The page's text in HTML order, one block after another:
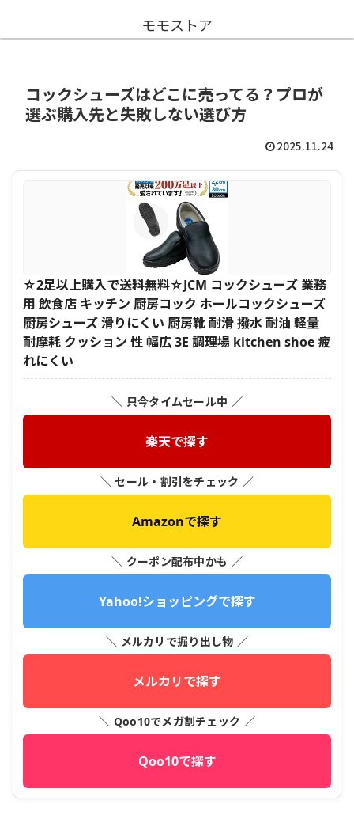
モモストア
コックシューズはどこに売ってる？プロが
選ぶ購入先と失敗しない選び方
2025.11.24
☆2足以上購入で送料無料☆JCM コックシューズ 業務
用 飲食店 キッチン 厨房コック ホールコックシューズ
厨房シューズ 滑りにくい 厨房靴 耐滑 撥水 耐油 軽量
耐摩耗 クッション 性 幅広 3E 調理場 kitchen shoe 疲
れにくい
＼ 只今タイムセール中 ／
楽天で探す
＼ セール・割引をチェック ／
Amazonで探す
＼ クーポン配布中かも ／
Yahoo!ショッピングで探す
＼ メルカリで掘り出し物 ／
メルカリで探す
＼ Qoo10でメガ割チェック ／
Qoo10で探す